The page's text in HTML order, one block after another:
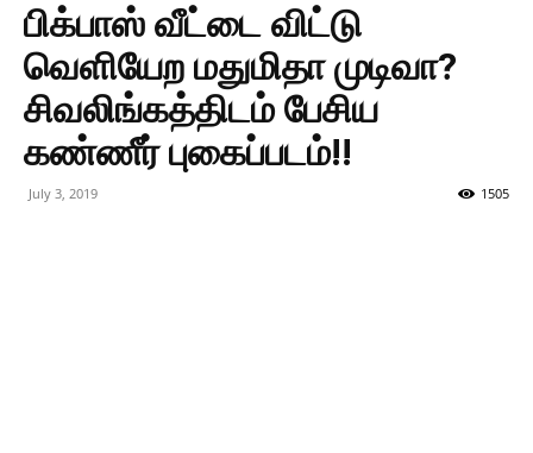
பிக்பாஸ் வீட்டை விட்டு
வெளியேற மதுமிதா முடிவா?
சிவலிங்கத்திடம் பேசிய
கண்ணீர் புகைப்படம்!!
July 3, 2019 1505